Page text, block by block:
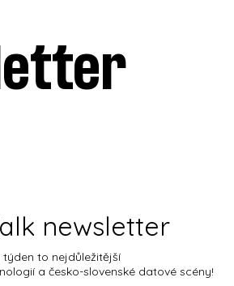
newsletter
týden to nejdůležitější
a česko-slovenské datové scény!